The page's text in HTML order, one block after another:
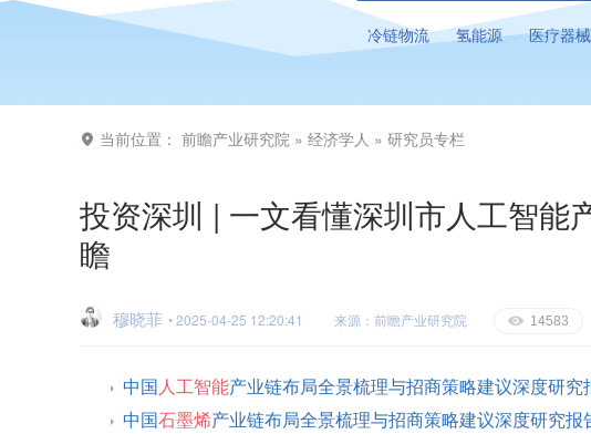
冷链物流 氢能源 医疗器械
当前位置： 前瞻产业研究院 » 经济学人 » 研究员专栏
投资深圳 | 一文看懂深圳市人工智能
瞻
穆晓菲 • 2025-04-25 12:20:41 来源：前瞻产业研究院 E 14583
中国人工智能产业链布局全景梳理与招商策略建议深度研究
中国石墨烯产业链布局全景梳理与招商策略建议深度研究报